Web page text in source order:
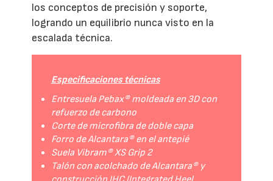
los conceptos de precisión y soporte,
logrando un equilibrio nunca visto en la
escalada técnica.
Especificaciones técnicas
Entresuela Pebax® moldeada en 3D con
refuerzo de carbono
Corte de microfibra de doble capa
Forro de Alcantara® en el antepié
Suela Vibram® XS Grip 2
Talón con acolchado de Alcantara® y